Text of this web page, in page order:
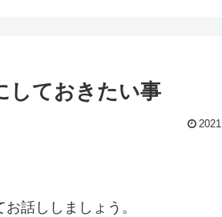
しておきたい事
話ししましょう。